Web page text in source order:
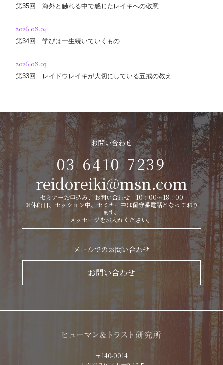
第35回 海外と触れる中で感じたレイキへの敬意
2026.08.04
第34回 学びは一生続いていくもの
2026.08.03
第33回 レイドウレイキが大切にしている五戒の教え
お問い合わせ
03-6410-7239
reidoreiki@msn.com
セミナーお申込み、お問い合わせ 10：00～18：00
※休館日、セッション中、セミナー中は留守番電話となっており
ます。
メッセージをお入れください。
メールでのお問い合わせ
お問い合わせ
〒140-0014